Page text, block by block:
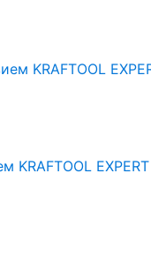
KRAFTOOL EXPERT